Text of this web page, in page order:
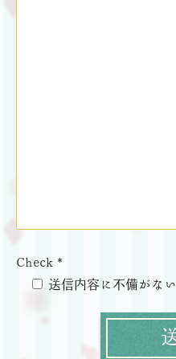
Check *
送信内容に不備がない